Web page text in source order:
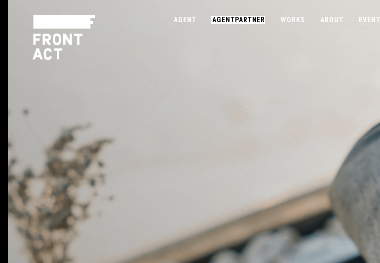
AGENT AGENTPARTNER WORKS ABOUT EVENT